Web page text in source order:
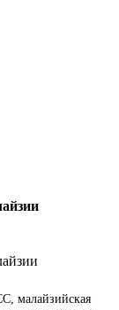
малайзийская